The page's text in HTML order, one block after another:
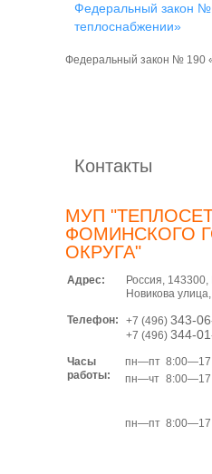
Федеральный закон
теплоснабжении»
Федеральный закон № 190
Контакты
МУП
ФОМИНСКОГО
ОКРУГА"
Адрес:
Россия,
Новикова
Телефон: +7 (496) 343-
+7 (496) 344-
Часы
работы:
пн—пт
пн—чт
пн—пт